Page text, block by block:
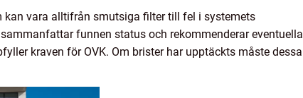
kan vara alltifrån smutsiga filter till fel i systemets
funnen status och rekommenderar eventuella
kraven för OVK. Om brister har upptäckts måste dessa